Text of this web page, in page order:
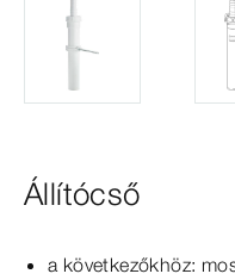
Állítócső
a következőkhöz: